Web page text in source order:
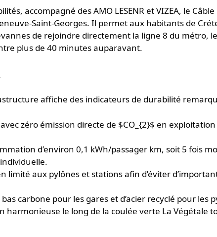
accompagné des AMO LESENR et VIZEA, le Câble
Saint-Georges. Il permet aux habitants de
de rejoindre directement la ligne 8 du métro,
plus de 40 minutes auparavant.
affiche des indicateurs de durabilité
zéro émission directe de $CO_{2}$ en
d’environ 0,1 kWh/passager km, soit 5 fois
limité aux pylônes et stations afin d’éviter
carbone pour les gares et d’acier recyclé pour les
harmonieuse le long de la coulée verte La Végétale